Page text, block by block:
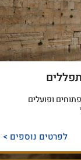
ופועלים
לפרטים נוספים >